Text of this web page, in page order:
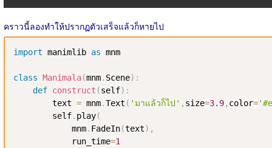
คราวนี้ลองทำให้ปรากฏตัวเสร็จแล้วก็หายไป
import manimlib as mnm
class Manimala(mnm. Scene) :
def construct (self) :
        text
= mnm.Text ( 'มาแล้วก็ไป' , size=3.9, color=
        self
. play(
            mnm
. FadeIn(text) ,
            run_time
=1